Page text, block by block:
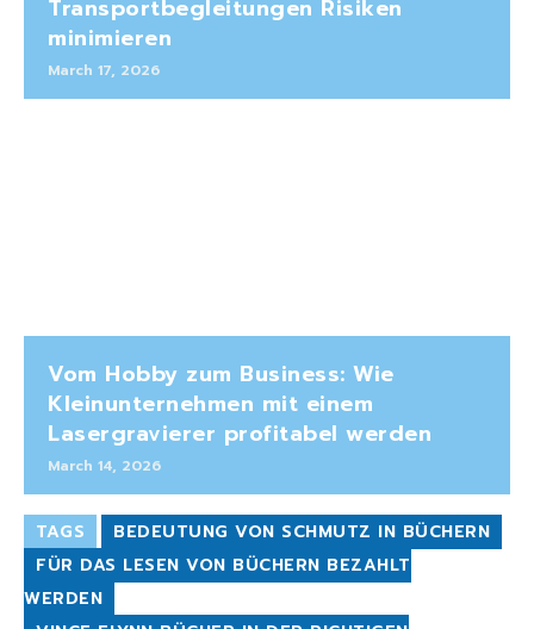
Transportbegleitungen Risiken
minimieren
March 17, 2026
Vom Hobby zum Business: Wie
Kleinunternehmen mit einem
Lasergravierer profitabel werden
March 14, 2026
TAGS
BEDEUTUNG VON SCHMUTZ IN BÜCHERN
FÜR DAS LESEN VON BÜCHERN BEZAHLT
WERDEN